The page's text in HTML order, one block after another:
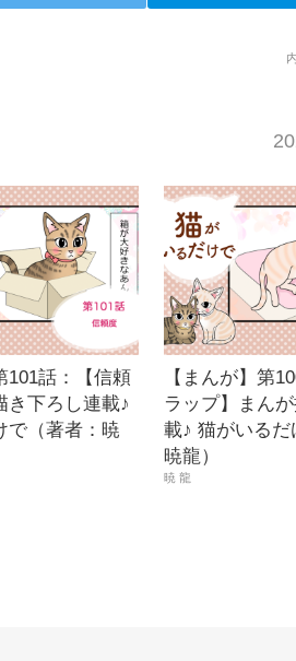
101話：【信頼
き下ろし連載♪
で（著者：暁
【まんが】第
ラップ】まん
載♪ 猫がいるだ
暁龍）
暁 龍